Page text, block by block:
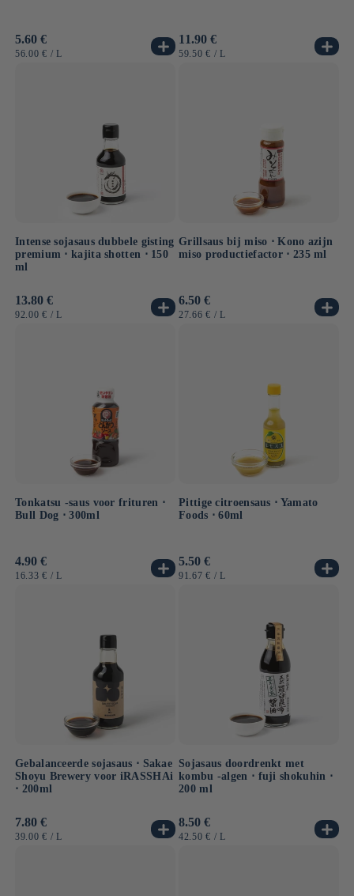
Normale
prijs
5.60 €
EENHEIDSPRIJS
56.00 € / PER
L
Normale
prijs
11.90 €
EENHEIDSPRIJS
59.50 € / PER
L
Intense sojasaus dubbele gisting
premium ⋅ kajita shotten ⋅ 150
ml
Normale
prijs
13.80 €
EENHEIDSPRIJS
92.00 € / PER
L
Grillsaus bij miso ⋅ Kono azijn
miso productiefactor ⋅ 235 ml
Normale
prijs
6.50 €
EENHEIDSPRIJS
27.66 € / PER
L
Tonkatsu -saus voor frituren ⋅
Bull Dog ⋅ 300ml
Normale
prijs
4.90 €
EENHEIDSPRIJS
16.33 € / PER
L
Pittige citroensaus ⋅ Yamato
Foods ⋅ 60ml
Normale
prijs
5.50 €
EENHEIDSPRIJS
91.67 € / PER
L
Gebalanceerde sojasaus ⋅ Sakae
Shoyu Brewery voor iRASSHAi
⋅ 200ml
Normale
prijs
7.80 €
EENHEIDSPRIJS
39.00 € / PER
L
Sojasaus doordrenkt met
kombu -algen ⋅ fuji shokuhin ⋅
200 ml
Normale
prijs
8.50 €
EENHEIDSPRIJS
42.50 € / PER
L